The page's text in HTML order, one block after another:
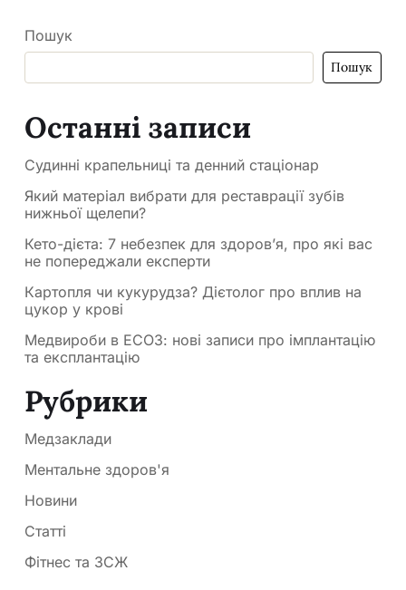
Пошук
Пошук
Останні записи
Судинні крапельниці та денний стаціонар
Який матеріал вибрати для реставрації зубів
нижньої щелепи?
Кето-дієта: 7 небезпек для здоров’я, про які вас
не попереджали експерти
Картопля чи кукурудза? Дієтолог про вплив на
цукор у крові
Медвироби в ЕСОЗ: нові записи про імплантацію
та експлантацію
Рубрики
Медзаклади
Ментальне здоров'я
Новини
Статті
Фітнес та ЗСЖ